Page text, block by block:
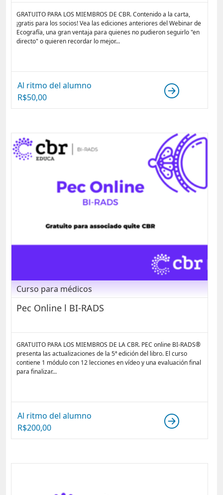
GRATUITO PARA LOS MIEMBROS DE CBR. Contenido a la carta,
¡gratis para los socios! Vea las ediciones anteriores del Webinar de
Ecografía, una gran ventaja para quienes no pudieron seguirlo "en
directo" o quieren recordar lo mejor...
Al ritmo del alumno
R$50,00
Curso para médicos
Pec Online l BI-RADS
GRATUITO PARA LOS MIEMBROS DE LA CBR. PEC online BI-RADS®
presenta las actualizaciones de la 5ª edición del libro. El curso
contiene 1 módulo con 12 lecciones en vídeo y una evaluación final
para finalizar...
Al ritmo del alumno
R$200,00